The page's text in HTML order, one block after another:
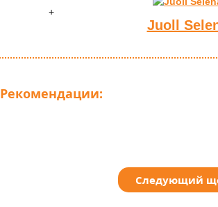
Juoll
Рекомендации:
Следующий